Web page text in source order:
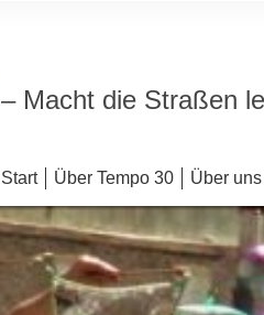
– Macht die Straßen
Start Über Tempo 30 Über uns